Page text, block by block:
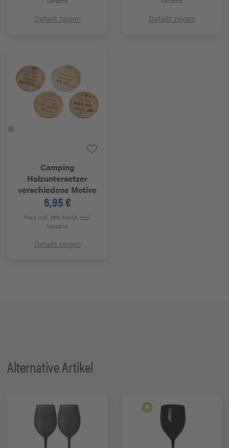
Details zeigen Details zeigen
Camping
Holzuntersetzer
verschiedene Motive
6,95 €
Preis inkl. 19% MwSt.zzgl.
Versand
Details zeigen
Alternative Artikel